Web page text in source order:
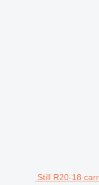
Still R20-18